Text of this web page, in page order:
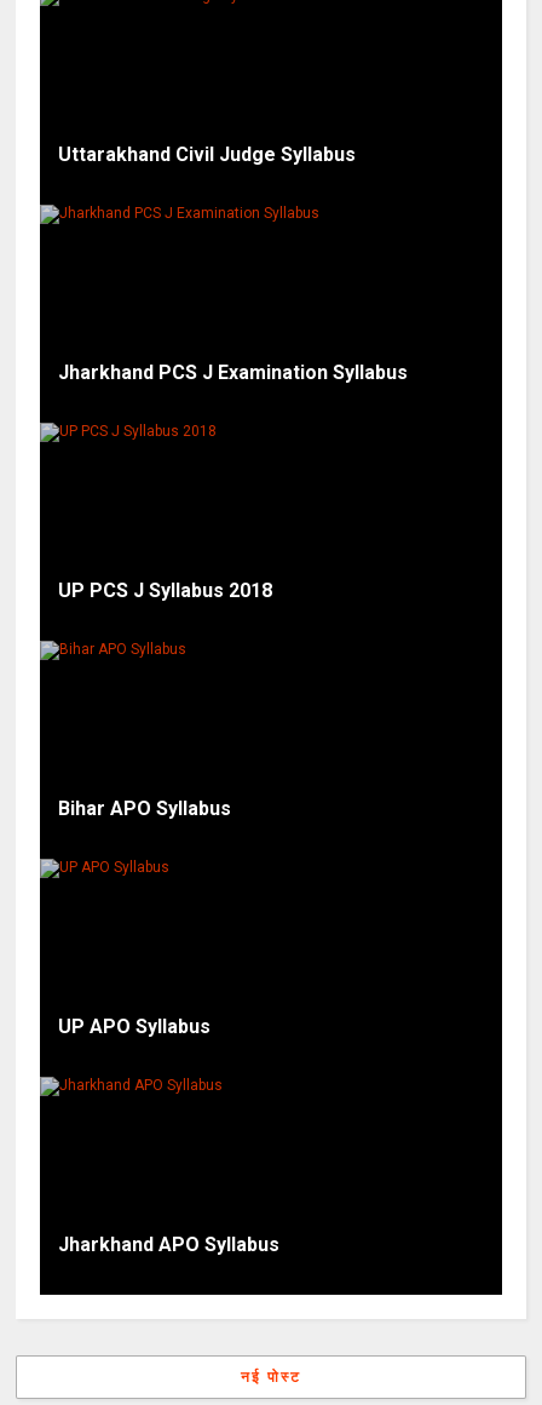
Uttarakhand Civil Judge Syllabus
Jharkhand PCS J Examination Syllabus
UP PCS J Syllabus 2018
Bihar APO Syllabus
UP APO Syllabus
Jharkhand APO Syllabus
नई पोस्ट